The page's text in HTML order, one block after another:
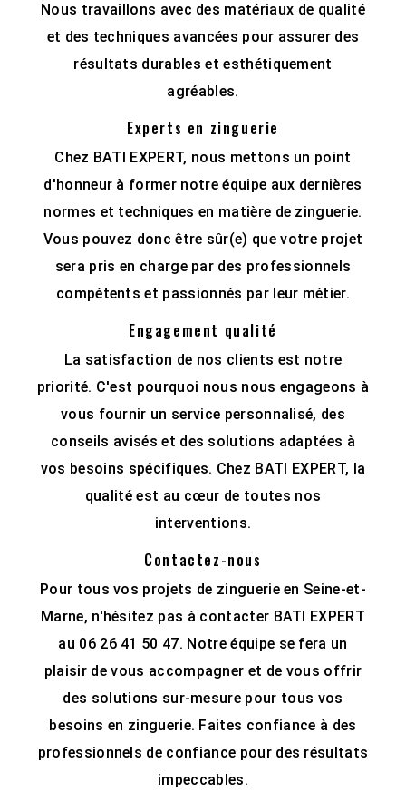
Nous travaillons avec des matériaux de qualité
et des techniques avancées pour assurer des
résultats durables et esthétiquement
agréables.
Experts en zinguerie
Chez BATI EXPERT, nous mettons un point
d'honneur à former notre équipe aux dernières
normes et techniques en matière de zinguerie.
Vous pouvez donc être sûr(e) que votre projet
sera pris en charge par des professionnels
compétents et passionnés par leur métier.
Engagement qualité
La satisfaction de nos clients est notre
priorité. C'est pourquoi nous nous engageons à
vous fournir un service personnalisé, des
conseils avisés et des solutions adaptées à
vos besoins spécifiques. Chez BATI EXPERT, la
qualité est au cœur de toutes nos
interventions.
Contactez-nous
Pour tous vos projets de zinguerie en Seine-et-
Marne, n'hésitez pas à contacter BATI EXPERT
au 06 26 41 50 47. Notre équipe se fera un
plaisir de vous accompagner et de vous offrir
des solutions sur-mesure pour tous vos
besoins en zinguerie. Faites confiance à des
professionnels de confiance pour des résultats
impeccables.